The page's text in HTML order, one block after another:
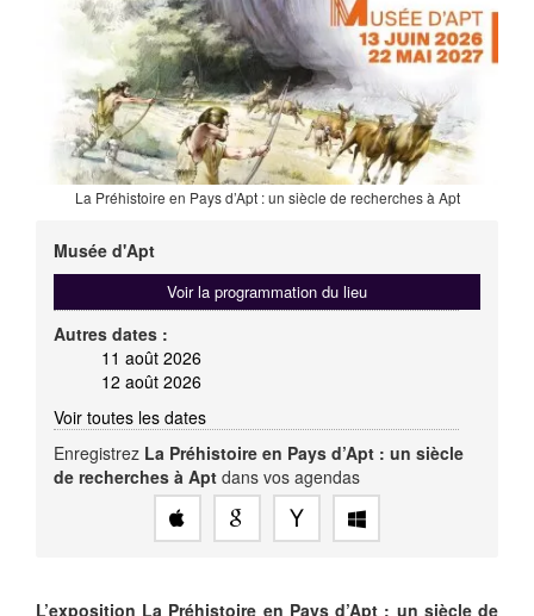
La Préhistoire en Pays d’Apt : un siècle de recherches à Apt
Musée d'Apt
Voir la programmation du lieu
Autres dates :
11 août 2026
12 août 2026
Voir toutes les dates
Enregistrez La Préhistoire en Pays d’Apt : un siècle
de recherches à Apt dans vos agendas
L’exposition La Préhistoire en Pays d’Apt : un siècle de